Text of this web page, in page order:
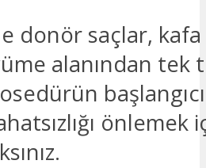
donör saçlar,
alanından tek
önlemek